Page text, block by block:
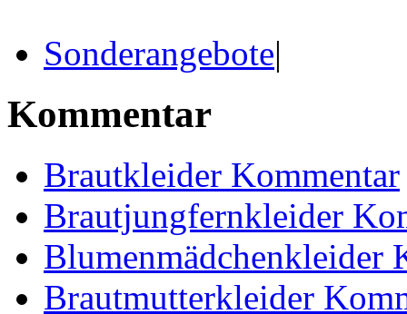
Sonderangebote|
Kommentar
Brautkleider Kommentar
Brautjungfernkleider
Blumenmädchenkleider
Brautmutterkleider